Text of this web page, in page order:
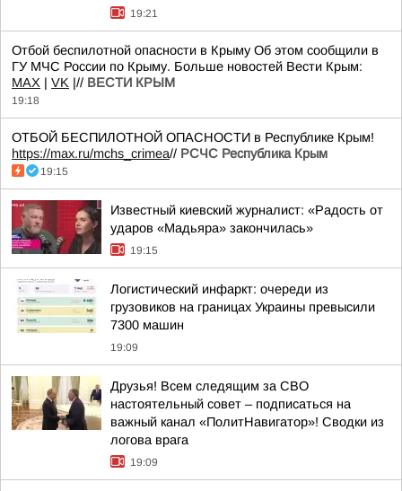
19:21
Отбой беспилотной опасности в Крыму Об этом сообщили в
ГУ МЧС России по Крыму. Больше новостей Вести Крым:
MAX | VK |// ВЕСТИ КРЫМ
19:18
ОТБОЙ БЕСПИЛОТНОЙ ОПАСНОСТИ в Республике Крым!
https://max.ru/mchs_crimea// РСЧС Республика Крым
19:15
Известный киевский журналист: «Радость от
ударов «Мадьяра» закончилась»
19:15
Логистический инфаркт: очереди из
грузовиков на границах Украины превысили
7300 машин
19:09
Друзья! Всем следящим за СВО
настоятельный совет – подписаться на
важный канал «ПолитНавигатор»! Сводки из
логова врага
19:09